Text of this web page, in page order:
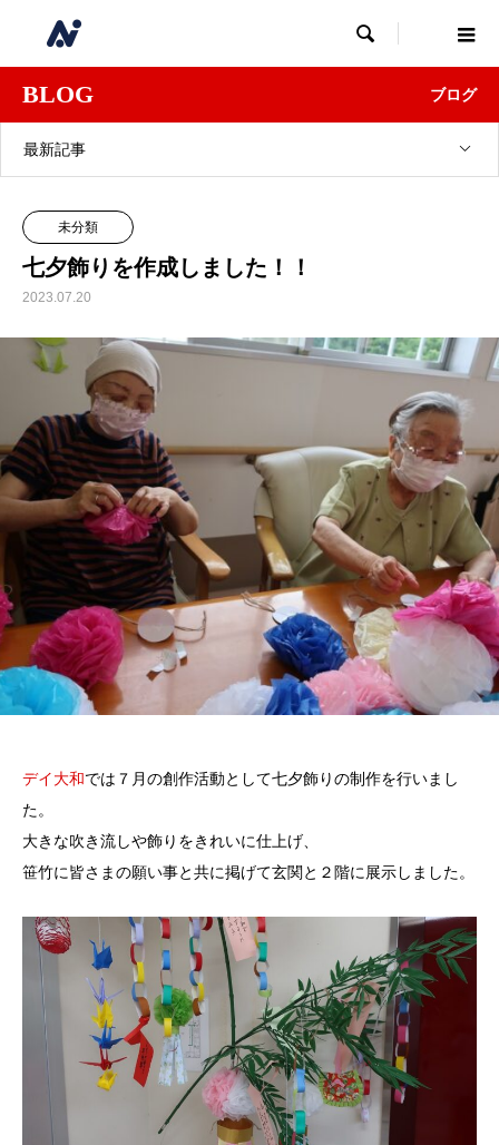

BLOG ブログ
最新記事
未分類
七夕飾りを作成しました！！
2023.07.20
デイ大和では７月の創作活動として七夕飾りの制作を行いまし
た。
大きな吹き流しや飾りをきれいに仕上げ、
笹竹に皆さまの願い事と共に掲げて玄関と２階に展示しました。